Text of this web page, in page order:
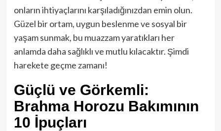
onların ihtiyaçlarını karşıladığınızdan emin olun.
Güzel bir ortam, uygun beslenme ve sosyal bir
yaşam sunmak, bu muazzam yaratıkları her
anlamda daha sağlıklı ve mutlu kılacaktır. Şimdi
harekete geçme zamanı!
Güçlü ve Görkemli:
Brahma Horozu Bakımının
10 İpuçları